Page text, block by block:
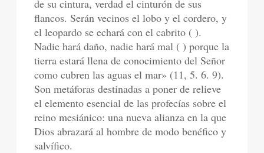
de su cintura, verdad el cinturón de sus
flancos. Serán vecinos el lobo y el cordero, y
el leopardo se echará con el cabrito ( ).
Nadie hará daño, nadie hará mal ( ) porque la
tierra estará llena de conocimiento del Señor
como cubren las aguas el mar» (11, 5. 6. 9).
Son metáforas destinadas a poner de relieve
el elemento esencial de las profecías sobre el
reino mesiánico: una nueva alianza en la que
Dios abrazará al hombre de modo benéfico y
salvífico.